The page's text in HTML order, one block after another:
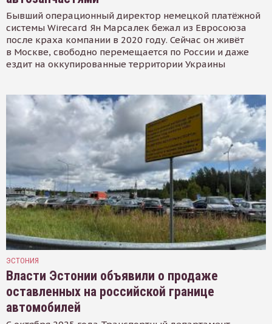
Бывший операционный директор немецкой платёжной
системы Wirecard Ян Марсалек бежал из Евросоюза
после краха компании в 2020 году. Сейчас он живёт
в Москве, свободно перемещается по России и даже
ездит на оккупированные территории Украины
ЭСТОНИЯ
Власти Эстонии объявили о продаже
оставленных на российской границе
автомобилей